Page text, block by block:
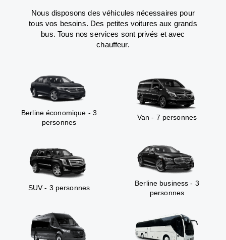
Nous disposons des véhicules nécessaires pour
tous vos besoins. Des petites voitures aux grands
bus. Tous nos services sont privés et avec
chauffeur.
Berline économique - 3
personnes
Van - 7 personnes
SUV - 3 personnes
Berline business - 3
personnes